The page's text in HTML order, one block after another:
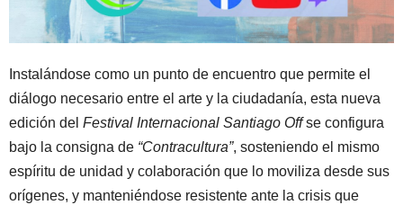
Instalándose como un punto de encuentro que permite el
diálogo necesario entre el arte y la ciudadanía, esta nueva
edición del Festival Internacional Santiago Offse configura
bajo la consigna de “Contracultura”, sosteniendo el mismo
espíritu de unidad y colaboración que lo moviliza desde sus
orígenes, y manteniéndose resistente ante la crisis que